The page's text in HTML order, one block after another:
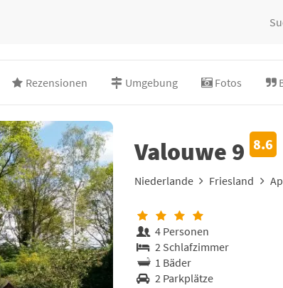
Rezensionen Umgebung Fotos
Valouwe 9 8.6
Niederlande Friesland
4 Personen
2 Schlafzimmer
1 Bäder
2 Parkplätze